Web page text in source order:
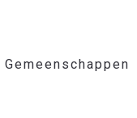
Gemeenschappen